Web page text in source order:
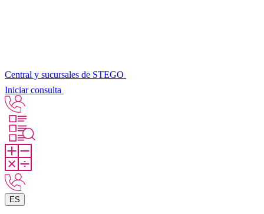
Central y sucursales de STEGO
Iniciar consulta
ES